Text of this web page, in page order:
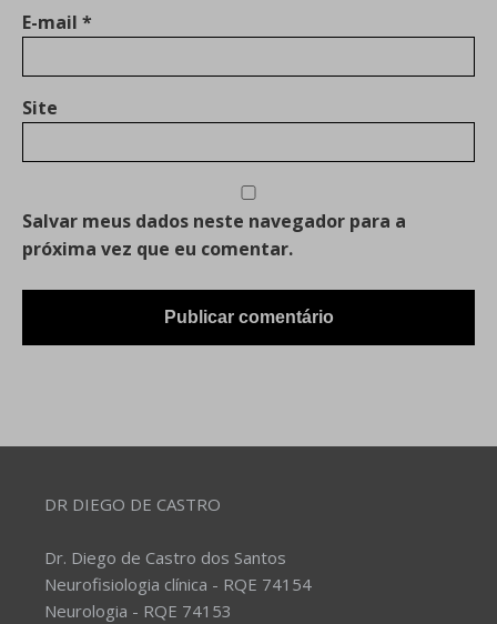
E-mail *
Site
Salvar meus dados neste navegador para a
próxima vez que eu comentar.
DR DIEGO DE CASTRO
Dr. Diego de Castro dos Santos
Neurofisiologia clínica - RQE 74154
Neurologia - RQE 74153